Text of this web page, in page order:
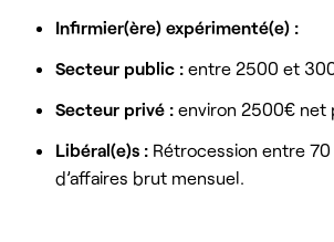
Infirmier(ère) expérimenté(e) :
Secteur public : entre 2500 et
Secteur privé : environ 2500€ net
Libéral(e)s : Rétrocession entre
d’affaires brut mensuel.